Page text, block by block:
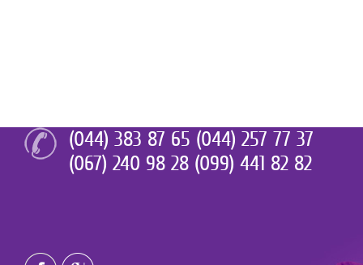
(044) 383 87 65 (044) 257 77 37
(067) 240 98 28 (099) 441 82 82